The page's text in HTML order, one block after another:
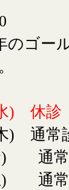
ゴー
) 休診
) 通常
) 通常
) 通常